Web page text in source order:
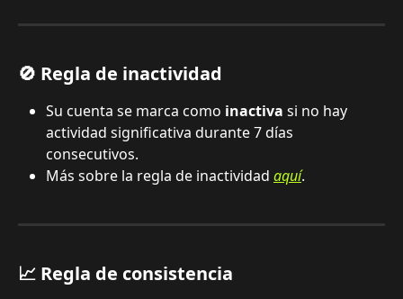
🚫 Regla de inactividad
Su cuenta se marca como inactiva si no hay
actividad significativa durante 7 días
consecutivos.
Más sobre la regla de inactividad aquí.
📈 Regla de consistencia